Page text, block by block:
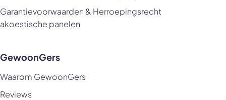
Garantievoorwaarden & Herroepingsrecht
akoestische panelen
GewoonGers
Waarom GewoonGers
Reviews